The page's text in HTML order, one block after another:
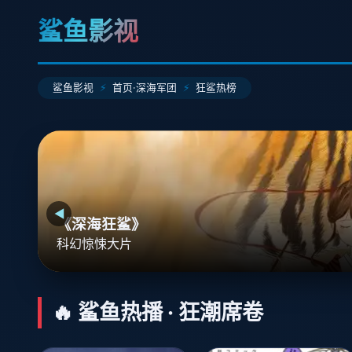
鲨鱼影视
鲨鱼影视 首页·深海军团 狂鲨热榜
《深海狂鲨》
科幻惊悚大片
◀
🔥 鲨鱼热播 · 狂潮席卷